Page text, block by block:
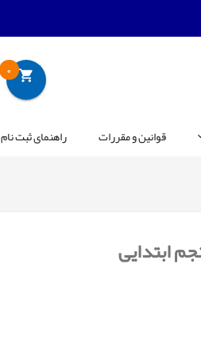
0
قوانین و مقررات راهنمای ثبت نام
ابتدایی